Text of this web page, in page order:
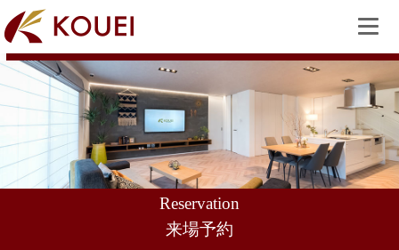
Reservation
来場予約